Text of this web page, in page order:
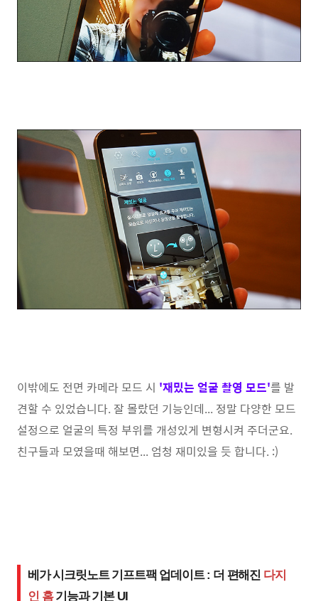
이밖에도 전면 카메라 모드 시 '재밌는 얼굴 촬영 모드'를 발
견할 수 있었습니다. 잘 몰랐던 기능인데... 정말 다양한 모드
설정으로 얼굴의 특정 부위를 개성있게 변형시켜 주더군요.
친구들과 모였을때 해보면... 엄청 재미있을 듯 합니다. :)
베가 시크릿노트 기프트팩 업데이트 : 더 편해진 다지
인 홈기능과 기본 UI